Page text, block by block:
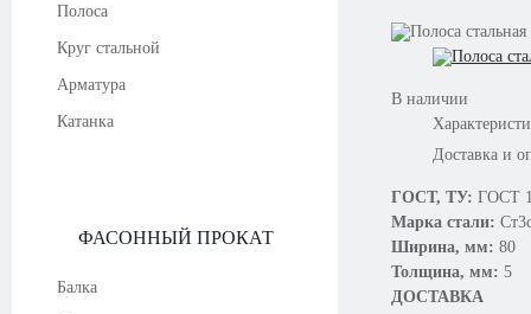
Полоса
Круг стальной
Арматура
Катанка
ФАСОННЫЙ ПРОКАТ
Балка
В наличии
Доставка и
ГОСТ, ТУ: ГОСТ
Марка стали:
Ширина, мм: 80
Толщина, мм: 5
ДОСТАВКА